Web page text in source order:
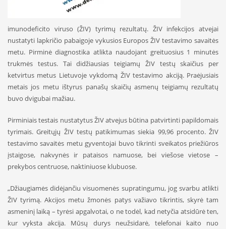
imunodeficito viruso (ŽIV) tyrimų rezultatų. ŽIV infekcijos atvejai
nustatyti lapkričio pabaigoje vykusios Europos ŽIV testavimo savaitės
metu. Pirminė diagnostika atlikta naudojant greituosius 1 minutės
trukmės testus. Tai didžiausias teigiamų ŽIV testų skaičius per
ketvirtus metus Lietuvoje vykdomą ŽIV testavimo akciją. Praėjusiais
metais jos metu ištyrus panašų skaičių asmenų teigiamų rezultatų
buvo dvigubai mažiau.
Pirminiais testais nustatytus ŽIV atvejus būtina patvirtinti papildomais
tyrimais. Greitųjų ŽIV testų patikimumas siekia 99,96 procento. ŽIV
testavimo savaitės metu gyventojai buvo tikrinti sveikatos priežiūros
įstaigose, nakvynės ir pataisos namuose, bei viešose vietose –
prekybos centruose, naktiniuose klubuose.
„Džiaugiamės didėjančiu visuomenės supratingumu, jog svarbu atlikti
ŽIV tyrimą. Akcijos metu žmonės patys važiavo tikrintis, skyrė tam
asmeninį laiką – tyrėsi apgalvotai, o ne todėl, kad netyčia atsidūrė ten,
kur vyksta akcija. Mūsų durys neužsidarė, telefonai kaito nuo